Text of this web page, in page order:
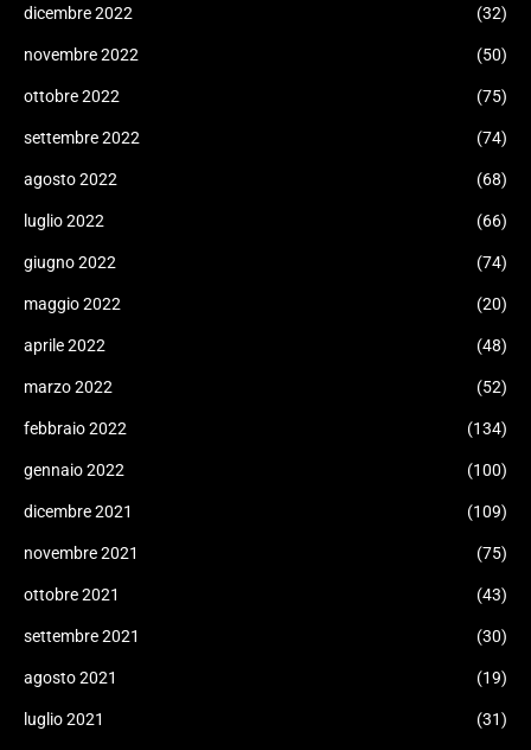
dicembre 2022 (32)
novembre 2022 (50)
ottobre 2022 (75)
settembre 2022 (74)
agosto 2022 (68)
luglio 2022 (66)
giugno 2022 (74)
maggio 2022 (20)
aprile 2022 (48)
marzo 2022 (52)
febbraio 2022 (134)
gennaio 2022 (100)
dicembre 2021 (109)
novembre 2021 (75)
ottobre 2021 (43)
settembre 2021 (30)
agosto 2021 (19)
luglio 2021 (31)